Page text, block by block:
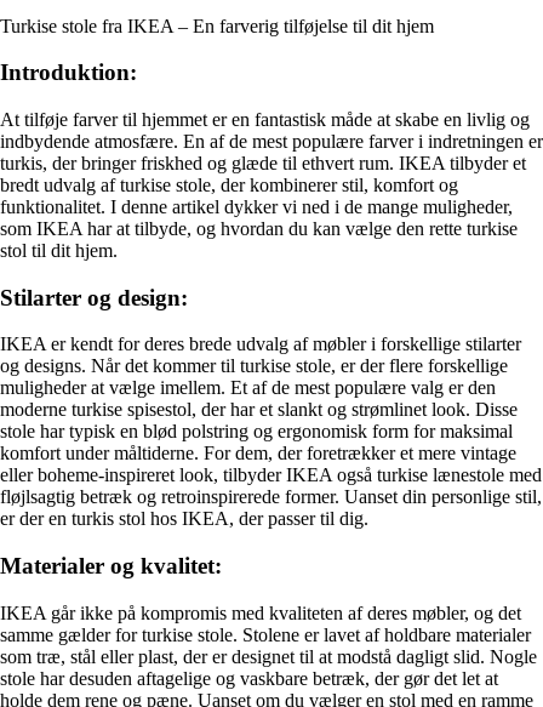
Turkise stole fra IKEA – En farverig tilføjelse til dit hjem
Introduktion:
At tilføje farver til hjemmet er en fantastisk måde at skabe en livlig og
indbydende atmosfære. En af de mest populære farver i indretningen er
turkis, der bringer friskhed og glæde til ethvert rum. IKEA tilbyder et
bredt udvalg af turkise stole, der kombinerer stil, komfort og
funktionalitet. I denne artikel dykker vi ned i de mange muligheder,
som IKEA har at tilbyde, og hvordan du kan vælge den rette turkise
stol til dit hjem.
Stilarter og design:
IKEA er kendt for deres brede udvalg af møbler i forskellige stilarter
og designs. Når det kommer til turkise stole, er der flere forskellige
muligheder at vælge imellem. Et af de mest populære valg er den
moderne turkise spisestol, der har et slankt og strømlinet look. Disse
stole har typisk en blød polstring og ergonomisk form for maksimal
komfort under måltiderne. For dem, der foretrækker et mere vintage
eller boheme-inspireret look, tilbyder IKEA også turkise lænestole med
fløjlsagtig betræk og retroinspirerede former. Uanset din personlige stil,
er der en turkis stol hos IKEA, der passer til dig.
Materialer og kvalitet:
IKEA går ikke på kompromis med kvaliteten af deres møbler, og det
samme gælder for turkise stole. Stolene er lavet af holdbare materialer
som træ, stål eller plast, der er designet til at modstå dagligt slid. Nogle
stole har desuden aftagelige og vaskbare betræk, der gør det let at
holde dem rene og pæne. Uanset om du vælger en stol med en ramme